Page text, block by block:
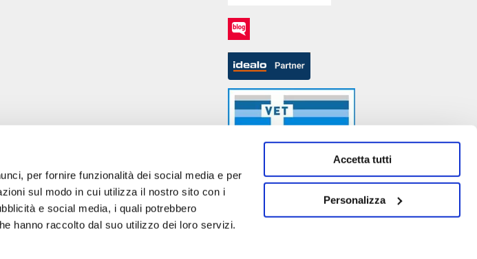
per fornire funzionalità dei social media e per
sul modo in cui utilizza il nostro sito con i
e social media, i quali potrebbero
hanno raccolto dal suo utilizzo dei loro servizi.
Accetta tutti
Personalizza
Blankenfelde-Mahlow (Germania) - P.IVA DE317667035